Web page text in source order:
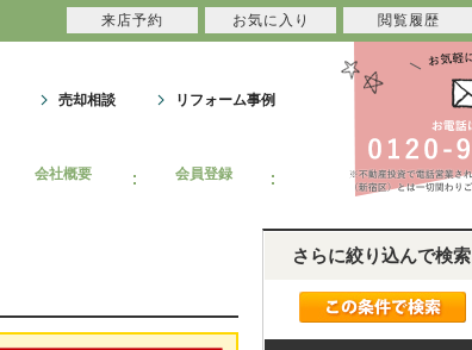
売却相談 リフォーム事例
会社概要 会員登録
さらに絞り込んで検索
来店予約 お気に入り 閲覧履歴